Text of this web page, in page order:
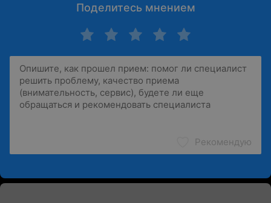
Поделитесь мнением
Рекомендую